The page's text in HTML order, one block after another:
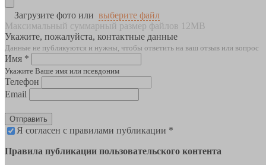
Загрузите фото или выберите файл
Максимальный суммарный размер файлов 12MB
Укажите, пожалуйста, контактные данные
Данные не публикуются и нужны, чтобы ответить на ваш отзыв или вопрос
Имя *
Укажите Ваше имя или псевдоним
Телефон
Email
Отправить
Я согласен с правилами публикации *
Правила публикации пользовательского контента